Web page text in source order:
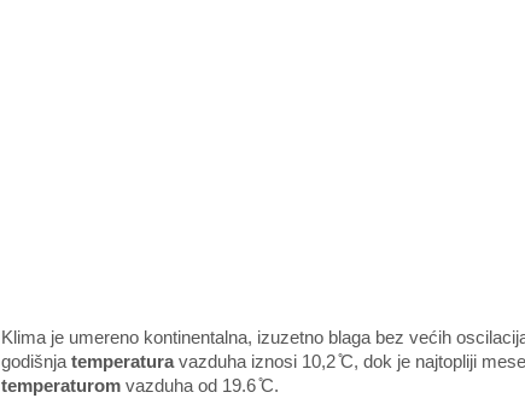
Klima je umereno kontinentalna, izuzetno blaga bez većih
godišnja temperaturavazduha iznosi 10,2 ̊C, dok je najtopliji
temperaturom vazduha od 19.6 ̊C.